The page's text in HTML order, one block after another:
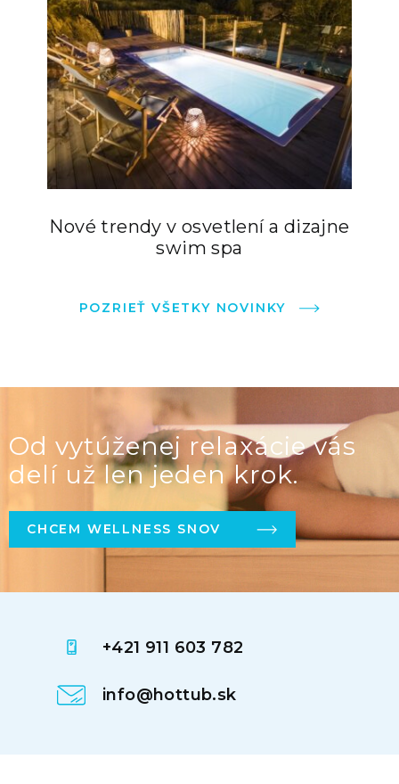
Nové trendy v osvetlení a dizajne
swim spa
POZRIEŤ VŠETKY NOVINKY
Od vytúženej relaxácie vás
delí už len jeden krok.
CHCEM WELLNESS SNOV
+421 911 603 782
info@hottub.sk